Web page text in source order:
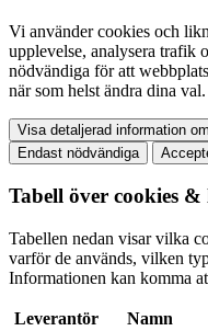
Vi använder cookies och
upplevelse, analysera trafik
nödvändiga för att
när som helst ändra dina val.
Visa detaljerad information
Endast nödvändiga
Tabell över cookies
Tabellen nedan visar vilka
varför de används, vilken
Informationen kan komma
Leverantör Namn